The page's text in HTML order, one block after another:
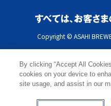
Copyright © ASAHI
By clicking “Accept All
cookies on your device to
site usage, and assist in our